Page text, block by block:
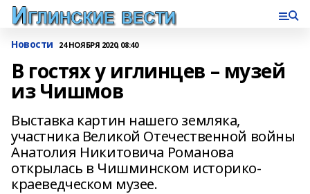
Новости 24 НОЯБРЯ 2020, 08:40
В гостях у иглинцев – музей
из Чишмов
Выставка картин нашего земляка,
участника Великой Отечественной войны
Анатолия Никитовича Романова
открылась в Чишминском историко-
краеведческом музее.